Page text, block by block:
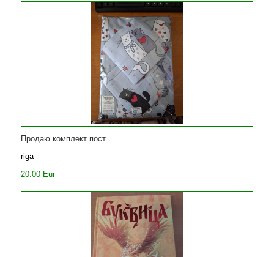
Продаю комплект пост...
riga
20.00 Eur